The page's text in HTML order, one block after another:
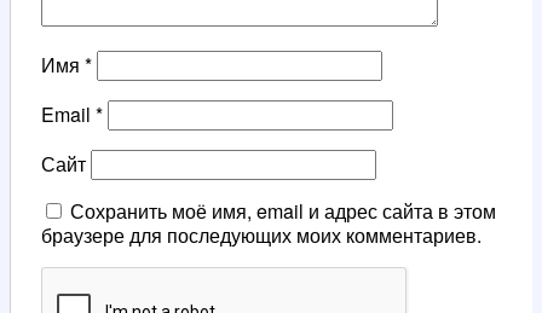
Имя *
Email *
Сайт
Сохранить моё имя, email и адрес сайта в этом
браузере для последующих моих комментариев.